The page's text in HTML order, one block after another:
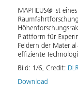
MAPHEUS® ist
Plattform für
Feldern der
effiziente
Bild: 1/6, Credit:
Download